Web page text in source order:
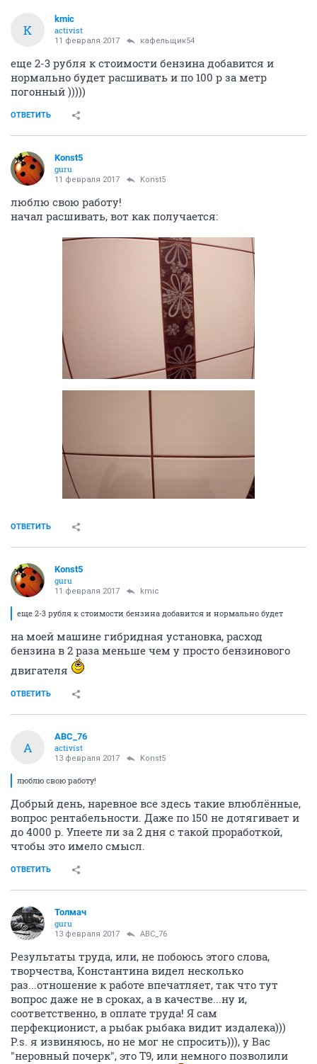
K
kmic
activist
11 февраля 2017 кафельщик54
еще 2-3 рубля к стоимости бензина добавится и
нормально будет расшивать и по 100 р за метр
погонный )))))
ОТВЕТИТЬ
Konst5
guru
11 февраля 2017 Konst5
люблю свою работу!
начал расшивать, вот как получается:
ОТВЕТИТЬ
Konst5
guru
11 февраля 2017 kmic
еще 2-3 рубля к стоимости бензина добавится и нормально будет
на моей машине гибридная установка, расход
бензина в 2 раза меньше чем у просто бензинового
двигателя
ОТВЕТИТЬ
A
ABC_76
activist
13 февраля 2017 Konst5
люблю свою работу!
Добрый день, наревное все здесь такие влюблённые,
вопрос рентабельности. Даже по 150 не дотягивает и
до 4000 р. Упеете ли за 2 дня с такой проработкой,
чтобы это имело смысл.
ОТВЕТИТЬ
Толмач
guru
13 февраля 2017 ABC_76
Результаты труда, или, не побоюсь этого слова,
творчества, Константина видел несколько
раз...отношение к работе впечатляет, так что тут
вопрос даже не в сроках, а в качестве...ну и,
соответственно, в оплате труда! Я сам
перфекционист, а рыбак рыбака видит издалека)))
P.s. я извиняюсь, но не мог не спросить))), у Вас
"неровный почерк", это Т9, или немного позволили